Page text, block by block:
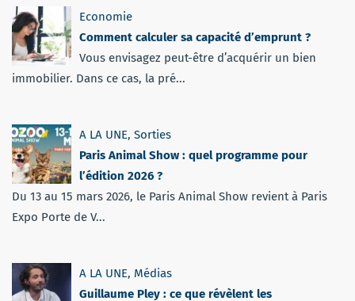
Economie
Comment calculer sa capacité d’emprunt ?
Vous envisagez peut-être d’acquérir un bien
immobilier. Dans ce cas, la pré...
A LA UNE, Sorties
Paris Animal Show : quel programme pour
l’édition 2026 ?
Du 13 au 15 mars 2026, le Paris Animal Show revient à Paris
Expo Porte de V...
A LA UNE, Médias
Guillaume Pley : ce que révèlent les